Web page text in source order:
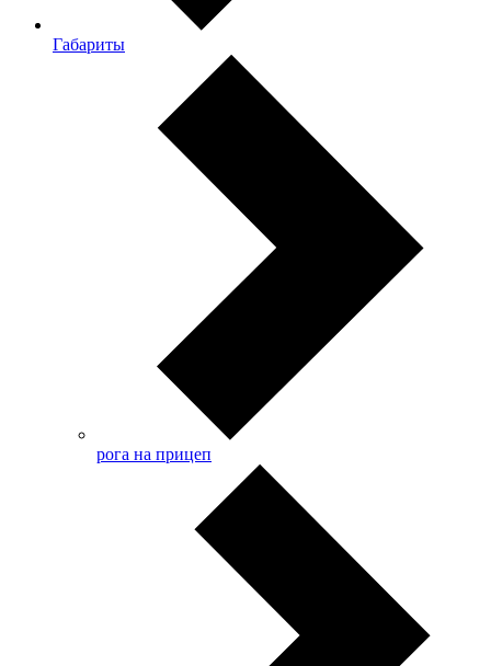
Габариты
рога на прицеп